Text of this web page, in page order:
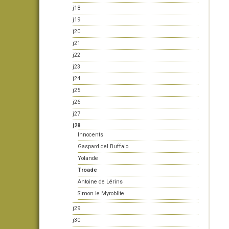
j18
j19
j20
j21
j22
j23
j24
j25
j26
j27
j28
Innocents
Gaspard del Buffalo
Yolande
Troade
Antoine de Lérins
Simon le Myroblite
j29
j30